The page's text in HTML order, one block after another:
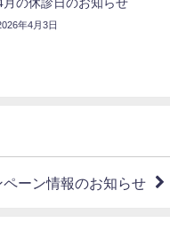
月の休診日のお知らせ
年4月3日
ペーン情報のお知らせ